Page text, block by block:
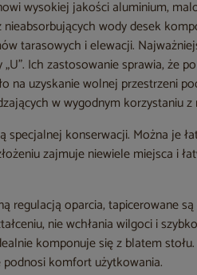
wysokiej jakości aluminium,
wody desek
tarasowych i elewacji.
Ich zastosowanie sprawia, że
na uzyskanie wolnej przestrzeni
w wygodnym korzystaniu z
konserwacji. Można je
zajmuje niewiele miejsca i
regulacją oparcia, tapicerowane
nie wchłania wilgoci i
komponuje się z blatem
podnosi komfort użytkowania.